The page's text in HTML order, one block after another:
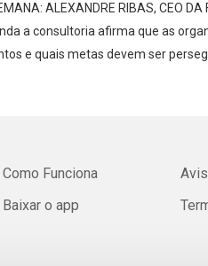
ALEXANDRE RIBAS, CEO DA
a consultoria afirma que as
e quais metas devem ser
Como Funciona
Baixar o app